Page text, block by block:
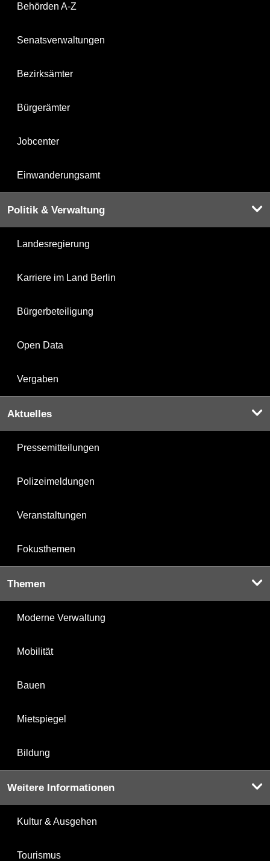
Behörden A-Z
Senatsverwaltungen
Bezirksämter
Bürgerämter
Jobcenter
Einwanderungsamt
Politik & Verwaltung
Landesregierung
Karriere im Land Berlin
Bürgerbeteiligung
Open Data
Vergaben
Aktuelles
Pressemitteilungen
Polizeimeldungen
Veranstaltungen
Fokusthemen
Themen
Moderne Verwaltung
Mobilität
Bauen
Mietspiegel
Bildung
Weitere Informationen
Kultur & Ausgehen
Tourismus